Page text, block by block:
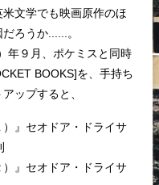
文学でも映画原作のほ
ろうか......。
年９月、ポケミスと同時
BOOKS]を、手持ち
ップすると、
』セオドア・ドライサ
』セオドア・ドライサ